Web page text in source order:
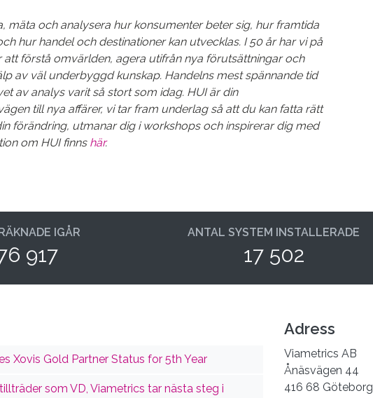
mäta och analysera hur konsumenter beter sig, hur framtida
hur handel och destinationer kan utvecklas. I 50 år har vi på
att förstå omvärlden, agera utifrån nya förutsättningar och
av väl underbyggd kunskap. Handelns mest spännande tid
av analys varit så stort som idag. HUI är din
till nya affärer, vi tar fram underlag så att du kan fatta rätt
förändring, utmanar dig i workshops och inspirerar dig med
om HUI finns här.
IGÅR
917
ANTAL SYSTEM INSTALLERADE
17 502
Xovis Gold Partner Status for 5th Year
som VD, Viametrics tar nästa steg i
Adress
Viametrics AB
Ånäsvägen 44
416 68 Göteborg